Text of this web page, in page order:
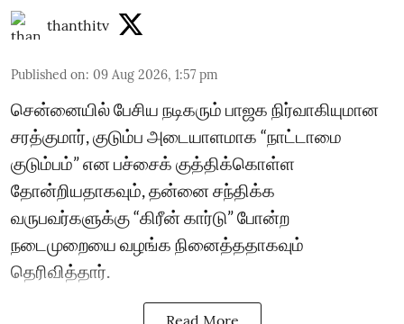
thanthitv
Published on: 09 Aug 2026, 1:57 pm
சென்னையில் பேசிய நடிகரும் பாஜக நிர்வாகியுமான
சரத்குமார், குடும்ப அடையாளமாக “நாட்டாமை
குடும்பம்” என பச்சைக் குத்திக்கொள்ள
தோன்றியதாகவும், தன்னை சந்திக்க
வருபவர்களுக்கு “கிரீன் கார்டு” போன்ற
நடைமுறையை வழங்க நினைத்ததாகவும்
தெரிவித்தார்.
Read More